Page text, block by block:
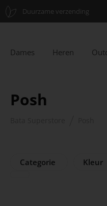
Duurzame verzending
Dames Heren
Posh
Categorie Kleur